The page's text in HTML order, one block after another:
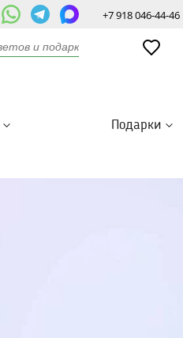
+7 918 046-44-46
Подарки